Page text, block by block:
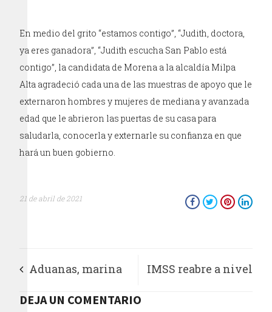
En medio del grito “estamos contigo”, “Judith, doctora,
ya eres ganadora”, “Judith escucha San Pablo está
contigo”, la candidata de Morena a la alcaldía Milpa
Alta agradeció cada una de las muestras de apoyo que le
externaron hombres y mujeres de mediana y avanzada
edad que le abrieron las puertas de su casa para
saludarla, conocerla y externarle su confianza en que
hará un buen gobierno.
21 de abril de 2021
Aduanas, marina
armada de México y
IMSS reabre a nivel
DEJA UN COMENTARIO